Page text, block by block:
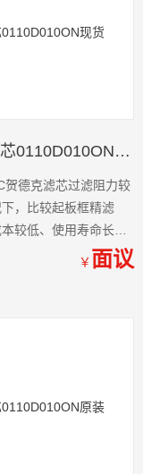
0110D010BN4HCHYDAC贺德克滤芯0110D010ON现货
贺德克滤芯过滤阻力较
，比较起板框精滤
较低、使用寿命长和
￥ 面议